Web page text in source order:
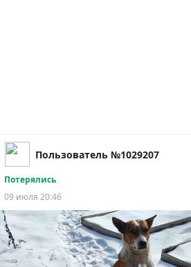
Пользователь №1029207
Потерялись
09 июля 20:46